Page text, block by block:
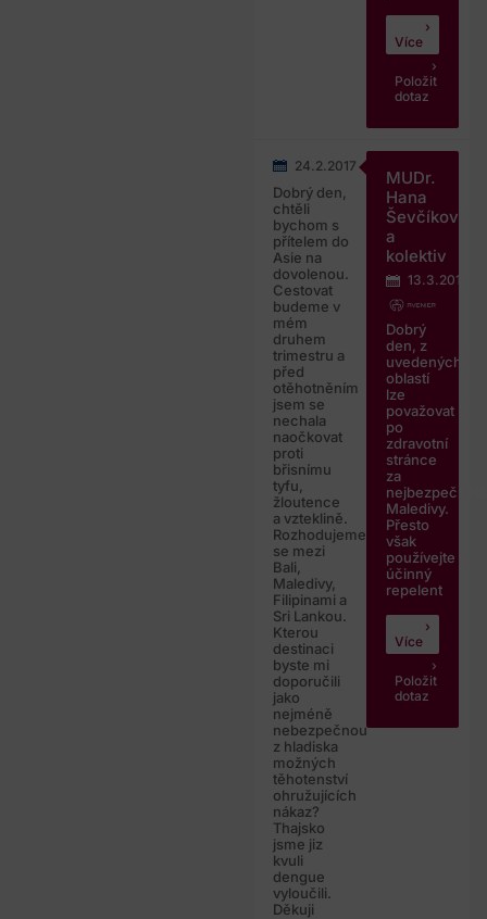
Více
Položit
dotaz
24.2.2017
Dobrý den,
chtěli
bychom s
přítelem do
Asie na
dovolenou.
Cestovat
budeme v
mém
druhem
trimestru a
před
otěhotněním
jsem se
nechala
naočkovat
proti
břisnímu
tyfu,
žloutence
a vzteklině.
Rozhodujeme
se mezi
Bali,
Maledivy,
Filipinami a
Sri Lankou.
Kterou
destinaci
byste mi
doporučili
jako
nejméně
nebezpečnou
z hladiska
možných
těhotenství
ohružujících
nákaz?
Thajsko
jsme jiz
kvuli
dengue
vyloučili.
Děkuji
MUDr.
Hana
Ševčíková
a
kolektiv
13.3.2017
Dobrý
den, z
uvedených
oblastí
lze
považovat
po
zdravotní
stránce
za
Maledivy.
Přesto
však
používejte
účinný
repelent
Více
Položit
dotaz